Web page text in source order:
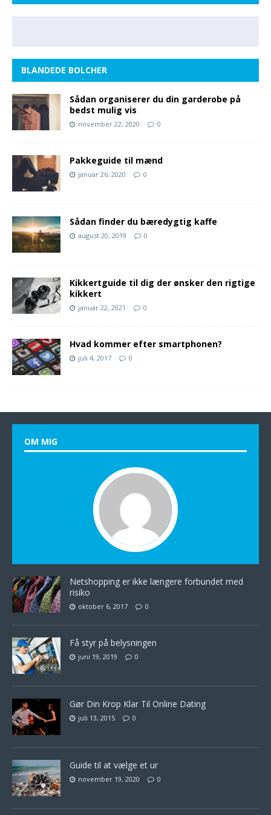
BLANDEDE BOLCHER
Sådan organiserer du din garderobe på
bedst mulig vis
november 22, 2020 0
Pakkeguide til mænd
januar 26, 2020 0
Sådan finder du bæredygtig kaffe
august 20, 2019 0
Kikkertguide til dig der ønsker den rigtige
kikkert
januar 22, 2021 0
Hvad kommer efter smartphonen?
juli 4, 2017 0
OM MIG
Netshopping er ikke længere forbundet med
risiko
oktober 6, 2017 0
Få styr på belysningen
juni 19, 2019 0
Gør Din Krop Klar Til Online Dating
juli 13, 2015 0
Guide til at vælge et ur
november 19, 2020 0